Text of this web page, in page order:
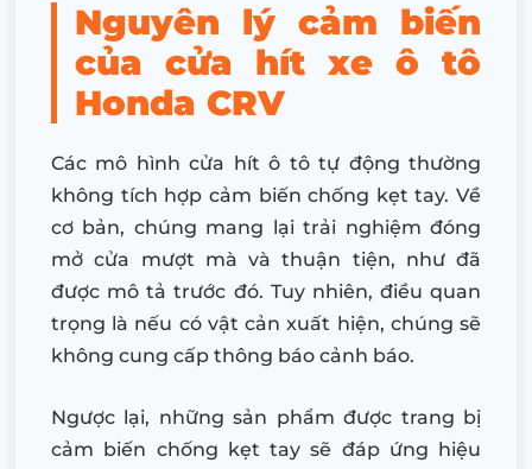
Nguyên lý cảm biến
của cửa hít xe ô tô
Honda CRV
Các mô hình cửa hít ô tô tự động thường
không tích hợp cảm biến chống kẹt tay. Về
cơ bản, chúng mang lại trải nghiệm đóng
mở cửa mượt mà và thuận tiện, như đã
được mô tả trước đó. Tuy nhiên, điều quan
trọng là nếu có vật cản xuất hiện, chúng sẽ
không cung cấp thông báo cảnh báo.
Ngược lại, những sản phẩm được trang bị
cảm biến chống kẹt tay sẽ đáp ứng hiệu